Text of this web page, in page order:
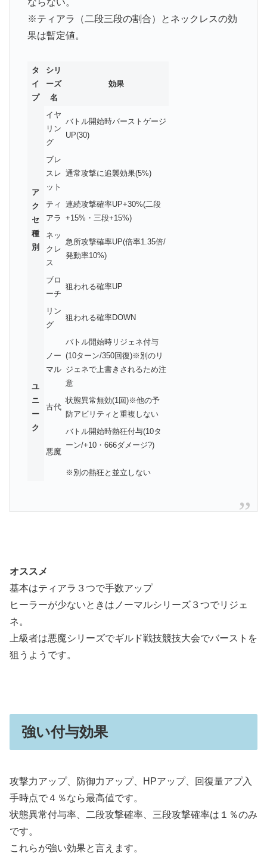
ならない。
※ティアラ（二段三段の割合）とネックレスの効
果は暫定値。
タ
イ
プ
シリ
ーズ
名
効果
ア
ク
セ
種
別
イヤ
リン
グ
バトル開始時バーストゲージ
UP(30)
ブレ
スレ
ット
通常攻撃に追襲効果(5%)
ティ
アラ
連続攻撃確率UP+30%(二段
+15%・三段+15%)
ネッ
クレ
ス
急所攻撃確率UP(倍率1.35倍/
発動率10%)
ブロ
ーチ
狙われる確率UP
リン
グ
狙われる確率DOWN
ユ
ニ
ー
ク
ノー
マル
バトル開始時リジェネ付与
(10ターン/350回復)※別のリ
ジェネで上書きされるため注
意
古代
状態異常無効(1回)※他の予
防アビリティと重複しない
悪魔
バトル開始時熱狂付与(10タ
ーン/+10・666ダメージ?)
※別の熱狂と並立しない
オススメ
基本はティアラ３つで手数アップ
ヒーラーが少ないときはノーマルシリーズ３つでリジェ
ネ。
上級者は悪魔シリーズでギルド戦技競技大会でバーストを
狙うようです。
強い付与効果
攻撃力アップ、防御力アップ、HPアップ、回復量アプ入
手時点で４％なら最高値です。
状態異常付与率、二段攻撃確率、三段攻撃確率は１％のみ
です。
これらが強い効果と言えます。